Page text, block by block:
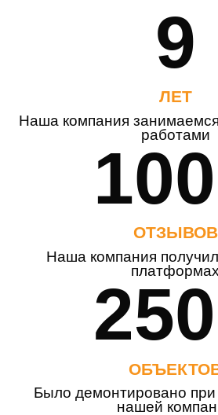
9
ЛЕТ
Наша компания
работами
ОТЗЫВОВ
Наша компания
платформах
Было демонтировано
нашей